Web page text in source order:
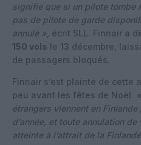
signifie que si un pilote tombe
pas de pilote de garde
annulé », écrit SLL. Finnair a
150 vols le 13 décembre,
de passagers bloqués.
Finnair s’est plainte de cette
peu avant les fêtes de Noël.
étrangers viennent en
d’année, et toute annulation
atteinte à l’attrait de la